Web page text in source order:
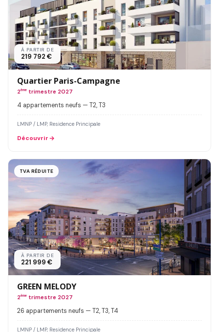
À PARTIR DE
219 792 €
Quartier Paris-Campagne
2ème trimestre 2027
4 appartements neufs — T2, T3
LMNP / LMP, Residence Principale
Découvrir
TVA RÉDUITE
À PARTIR DE
221 999 €
GREEN MELODY
2ème trimestre 2027
26 appartements neufs — T2, T3, T4
LMNP / LMP, Residence Principale